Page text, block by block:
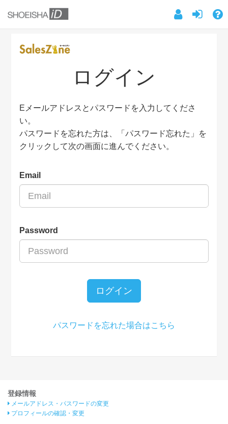
ログイン
Eメールアドレスとパスワードを入力してくださ
い。
パスワードを忘れた方は、「パスワード忘れた」を
クリックして次の画面に進んでください。
Email
Password
ログイン
パスワードを忘れた場合はこちら
登録情報
メールアドレス・パスワードの変更
プロフィールの確認・変更